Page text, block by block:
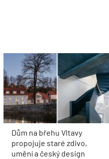
Dům na břehu Vltavy
propojuje staré zdivo,
umění a český design